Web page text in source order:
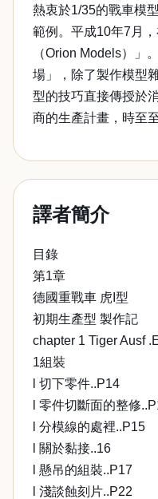
熱衷於1/35的戰車模
範例。平成10年7月
（Orion Models）」
場」，除了製作模型
型的技巧直接傳授於
商的生產計畫，時至至
譯者簡介
目錄
第1章
德國重戰車 虎I型
初期生產型 製作記
chapter 1 Tiger Ausf
1組裝
l 切下零件..P14
l 零件切斷面的整修
l 分模線的處裡..P15
l 關於黏接..16
l 懸吊的組裝..P17
l 淺談蝕刻片..P22